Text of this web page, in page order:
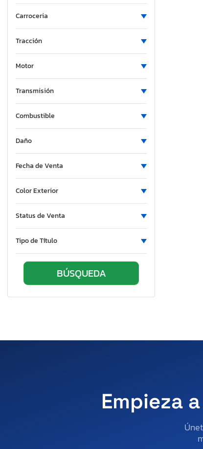
Nevada
Ontario
Oregon
South Carolina
Tennessee
Texas
Utah
Carroceria
Tracción
Motor
Transmisión
Combustible
Daño
Fecha de Venta
Color Exterior
Status de Venta
Tipo de Título
Empieza